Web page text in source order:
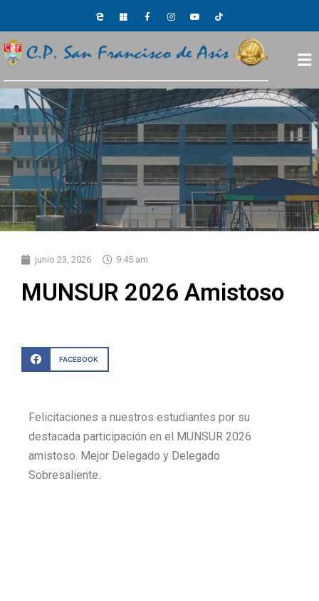
junio 23, 2026 9:45 am
MUNSUR 2026 Amistoso
FACEBOOK
Felicitaciones a nuestros estudiantes por su
destacada participación en el MUNSUR 2026
amistoso. Mejor Delegado y Delegado
Sobresaliente.